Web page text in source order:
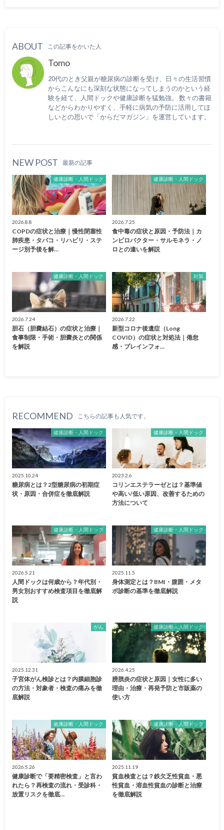
ABOUT この記事をかいた人
Tomo
20代のとき父親が糖尿病の診断を受け、日々の生活習慣
からこんなにも深刻な状態になってしまうのかという経
験を経て、人間ドックや健康診断を猛勉強。 数々の書籍
などからわかりやすく、手軽に病気の予防に活用してほ
しいとの思いで「からだマガジン」を運営しています。
NEW POST 最新の記事
健康診断・人間ドック
2026.8.8
COPDの症状と治療｜慢性閉塞性
肺疾患・タバコ・リハビリ・ステ
ージ別予後を解…
健康診断・人間ドック
2026.7.25
食中毒の症状と原因・予防法｜カ
ンピロバクター・サルモネラ・ノ
ロとの違いを解説
健康診断・人間ドック
2026.7.24
胆石（胆嚢結石）の症状と治療｜
食事制限・手術・胆嚢炎との関係
を解説
対策
2026.7.22
新型コロナ後遺症（Long
COVID）の症状と対処法｜倦怠
感・ブレインフォ…
RECOMMEND こちらの記事も人気です。
健康診断・人間ドック
2025.10.24
糖尿病とは？2型糖尿病の初期症
状・原因・合併症を徹底解説
健康診断・人間ドック
2023.2.6
コリンエステラーゼとは？基準値
や高い/低い原因、改善するための
方法について
健康診断・人間ドック
2026.5.21
人間ドックは何歳から？年代別・
男女別おすすめ検査項目を徹底解
説
健康診断・人間ドック
2025.11.5
身体測定とは？BMI・腹囲・メタ
ボ診断の基準を徹底解説
がん
2025.12.31
子宮体がん検診とは？内膜細胞診
の方法・対象者・検査の痛みを徹
底解説
健康診断・人間ドック
2026.4.25
膀胱炎の症状と原因｜女性に多い
理由・治療・再発予防と市販薬の
使い方
健康診断・人間ドック
2026.5.26
健康診断で「要精密検査」と言わ
れたら？再検査の流れ・受診科・
放置リスクを徹底…
健康診断・人間ドック
2025.11.19
貧血検査とは？鉄欠乏性貧血・悪
性貧血・溶血性貧血の診断と治療
を徹底解説